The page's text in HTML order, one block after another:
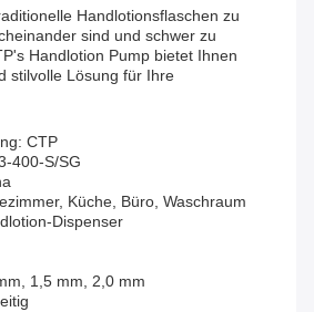
Handlotionsflaschen zu
sind und schwer zu
Handlotion Pump bietet Ihnen
stilvolle Lösung für Ihre
CTP
400-S/SG
Küche, Büro, Waschraum
Dispenser
1,5 mm, 2,0 mm